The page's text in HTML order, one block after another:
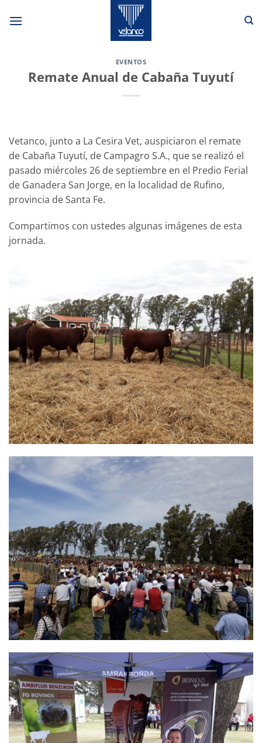
EVENTOS
Remate Anual de Cabaña Tuyutí
Vetanco, junto a La Cesira Vet, auspiciaron el remate
de Cabaña Tuyutí, de Campagro S.A., que se realizó el
pasado miércoles 26 de septiembre en el Predio Ferial
de Ganadera San Jorge, en la localidad de Rufino,
provincia de Santa Fe.
Compartimos con ustedes algunas imágenes de esta
jornada.